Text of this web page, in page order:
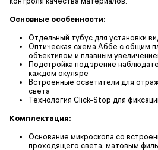
Основные особенности:
Отдельный тубус для установки
Оптическая схема Aббе с общим
объективом и плавным
Подстройка под зрение
каждом окуляре
Встроенные осветители для
света
Технология Click-Stop для
Комплектация:
Основание микроскопа со
проходящего света, матовым